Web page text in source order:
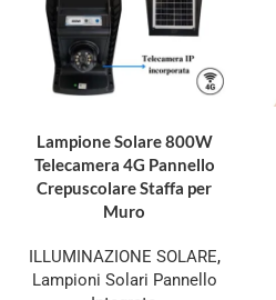
Lampione Solare 800W
Telecamera 4G Pannello
Crepuscolare Staffa per
Muro
ILLUMINAZIONE SOLARE,
Lampioni Solari Pannello